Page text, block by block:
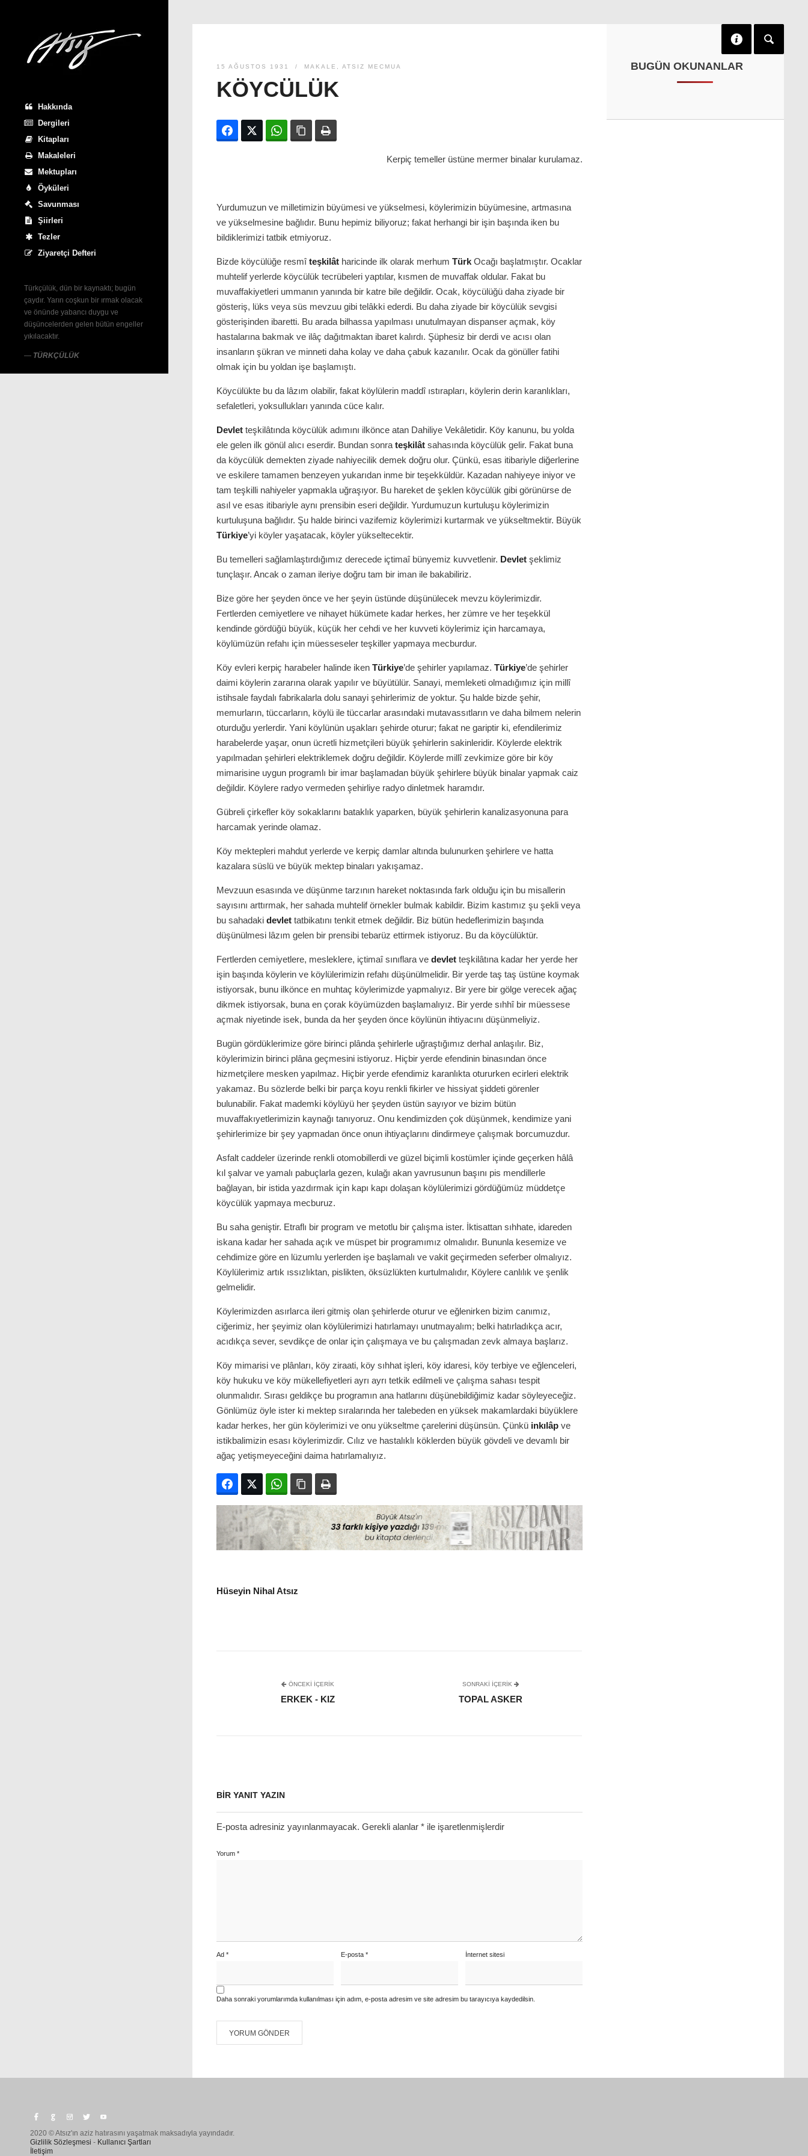
Hakkında
Dergileri
Kitapları
Makaleleri
Mektupları
Öyküleri
Savunması
Şiirleri
Tezler
Ziyaretçi Defteri
Türkçülük, dün bir kaynaktı; bugün
çaydır. Yarın coşkun bir ırmak olacak
ve önünde yabancı duygu ve
düşüncelerden gelen bütün engeller
yıkılacaktır.
— TÜRKÇÜLÜK
15 AĞUSTOS 1931 MAKALE ATSIZ MECMUA
KÖYCÜLÜK
FacebookTwitter WhatsAppBağlanıyı kopyala
Kerpiç temeller üstüne mermer binalar kurulamaz.
Yurdumuzun ve milletimizin büyümesi ve yükselmesi, köylerimizin büyümesine, artmasına
ve yükselmesine bağlıdır. Bunu hepimiz biliyoruz; fakat herhangi bir işin başında iken bu
bildiklerimizi tatbik etmiyoruz.
Bizde köycülüğe resmîteşkilât haricinde ilk olarak merhum Türk Ocağı başlatmıştır. Ocaklar
muhtelif yerlerde köycülük tecrübeleri yaptılar, kısmen de muvaffak oldular. Fakat bu
muvaffakiyetleri ummanın yanında bir katre bile değildir. Ocak, köycülüğü daha ziyade bir
gösteriş, lüks veya süs mevzuu gibi telâkki ederdi. Bu daha ziyade bir köycülük sevgisi
gösterişinden ibaretti. Bu arada bilhassa yapılması unutulmayan dispanser açmak, köy
hastalarına bakmak ve ilâç dağıtmaktan ibaret kalırdı. Şüphesiz bir derdi ve acısı olan
insanların şükran ve minneti daha kolay ve daha çabuk kazanılır. Ocak da gönüller fatihi
olmak için bu yoldan işe başlamıştı.
Köycülükte bu da lâzım olabilir, fakat köylülerin maddî ıstırapları, köylerin derin karanlıkları,
sefaletleri, yoksullukları yanında cüce kalır.
Devlet teşkilâtında köycülük adımını ilkönce atan Dahiliye Vekâletidir. Köy kanunu, bu yolda
ele gelen ilk gönül alıcı eserdir. Bundan sonra teşkilât sahasında köycülük gelir. Fakat buna
da köycülük demekten ziyade nahiyecilik demek doğru olur. Çünkü, esas itibariyle diğerlerine
ve eskilere tamamen benzeyen yukarıdan inme bir teşekküldür. Kazadan nahiyeye iniyor ve
tam teşkilli nahiyeler yapmakla uğraşıyor. Bu hareket de şeklen köycülük gibi görünürse de
asıl ve esas itibariyle aynı prensibin eseri değildir. Yurdumuzun kurtuluşu köylerimizin
kurtuluşuna bağlıdır. Şu halde birinci vazifemiz köylerimizi kurtarmak ve yükseltmektir. Büyük
Türkiye’yi köyler yaşatacak, köyler yükseltecektir.
Bu temelleri sağlamlaştırdığımız derecede içtimaî bünyemiz kuvvetlenir. Devlet şeklimiz
tunçlaşır. Ancak o zaman ileriye doğru tam bir iman ile bakabiliriz.
Bize göre her şeyden önce ve her şeyin üstünde düşünülecek mevzu köylerimizdir.
Fertlerden cemiyetlere ve nihayet hükümete kadar herkes, her zümre ve her teşekkül
kendinde gördüğü büyük, küçük her cehdi ve her kuvveti köylerimiz için harcamaya,
köylümüzün refahı için müesseseler teşkiller yapmaya mecburdur.
Köy evleri kerpiç harabeler halinde iken Türkiye’de şehirler yapılamaz. Türkiye’de şehirler
daimi köylerin zararına olarak yapılır ve büyütülür. Sanayi, memleketi olmadığımız için millî
istihsale faydalı fabrikalarla dolu sanayi şehirlerimiz de yoktur. Şu halde bizde şehir,
memurların, tüccarların, köylü ile tüccarlar arasındaki mutavassıtların ve daha bilmem nelerin
oturduğu yerlerdir. Yani köylünün uşakları şehirde oturur; fakat ne gariptir ki, efendilerimiz
harabelerde yaşar, onun ücretli hizmetçileri büyük şehirlerin sakinleridir. Köylerde elektrik
yapılmadan şehirleri elektriklemek doğru değildir. Köylerde millî zevkimize göre bir köy
mimarisine uygun programlı bir imar başlamadan büyük şehirlere büyük binalar yapmak caiz
değildir. Köylere radyo vermeden şehirliye radyo dinletmek haramdır.
Gübreli çirkefler köy sokaklarını bataklık yaparken, büyük şehirlerin kanalizasyonuna para
harcamak yerinde olamaz.
Köy mektepleri mahdut yerlerde ve kerpiç damlar altında bulunurken şehirlere ve hatta
kazalara süslü ve büyük mektep binaları yakışamaz.
Mevzuun esasında ve düşünme tarzının hareket noktasında fark olduğu için bu misallerin
sayısını arttırmak, her sahada muhtelif örnekler bulmak kabildir. Bizim kastımız şu şekli veya
bu sahadaki devlet tatbikatını tenkit etmek değildir. Biz bütün hedeflerimizin başında
düşünülmesi lâzım gelen bir prensibi tebarüz ettirmek istiyoruz. Bu da köycülüktür.
Fertlerden cemiyetlere, mesleklere, içtimaî sınıflara ve devlet teşkilâtına kadar her yerde her
işin başında köylerin ve köylülerimizin refahı düşünülmelidir. Bir yerde taş taş üstüne koymak
istiyorsak, bunu ilkönce en muhtaç köylerimizde yapmalıyız. Bir yere bir gölge verecek ağaç
dikmek istiyorsak, buna en çorak köyümüzden başlamalıyız. Bir yerde sıhhî bir müessese
açmak niyetinde isek, bunda da her şeyden önce köylünün ihtiyacını düşünmeliyiz.
Bugün gördüklerimize göre birinci plânda şehirlerle uğraştığımız derhal anlaşılır. Biz,
köylerimizin birinci plâna geçmesini istiyoruz. Hiçbir yerde efendinin binasından önce
hizmetçilere mesken yapılmaz. Hiçbir yerde efendimiz karanlıkta otururken ecirleri elektrik
yakamaz. Bu sözlerde belki bir parça koyu renkli fikirler ve hissiyat şiddeti görenler
bulunabilir. Fakat mademki köylüyü her şeyden üstün sayıyor ve bizim bütün
muvaffakıyetlerimizin kaynağı tanıyoruz. Onu kendimizden çok düşünmek, kendimize yani
şehirlerimize bir şey yapmadan önce onun ihtiyaçlarını dindirmeye çalışmak borcumuzdur.
Asfalt caddeler üzerinde renkli otomobillerdi ve güzel biçimli kostümler içinde geçerken hâlâ
kıl şalvar ve yamalı pabuçlarla gezen, kulağı akan yavrusunun başını pis mendillerle
bağlayan, bir istida yazdırmak için kapı kapı dolaşan köylülerimizi gördüğümüz müddetçe
köycülük yapmaya mecburuz.
Bu saha geniştir. Etraflı bir program ve metotlu bir çalışma ister. İktisattan sıhhate, idareden
iskana kadar her sahada açık ve müspet bir programımız olmalıdır. Bununla kesemize ve
cehdimize göre en lüzumlu yerlerden işe başlamalı ve vakit geçirmeden seferber olmalıyız.
Köylülerimiz artık ıssızlıktan, pislikten, öksüzlükten kurtulmalıdır, Köylere canlılık ve şenlik
gelmelidir.
Köylerimizden asırlarca ileri gitmiş olan şehirlerde oturur ve eğlenirken bizim canımız,
ciğerimiz, her şeyimiz olan köylülerimizi hatırlamayı unutmayalım; belki hatırladıkça acır,
acıdıkça sever, sevdikçe de onlar için çalışmaya ve bu çalışmadan zevk almaya başlarız.
Köy mimarisi ve plânları, köy ziraati, köy sıhhat işleri, köy idaresi, köy terbiye ve eğlenceleri,
köy hukuku ve köy mükellefiyetleri ayrı ayrı tetkik edilmeli ve çalışma sahası tespit
olunmalıdır. Sırası geldikçe bu programın ana hatlarını düşünebildiğimiz kadar söyleyeceğiz.
Gönlümüz öyle ister ki mektep sıralarında her talebeden en yüksek makamlardaki büyüklere
kadar herkes, her gün köylerimizi ve onu yükseltme çarelerini düşünsün. Çünkü inkılâp ve
istikbalimizin esası köylerimizdir. Cılız ve hastalıklı köklerden büyük gövdeli ve devamlı bir
ağaç yetişmeyeceğini daima hatırlamalıyız.
FacebookTwitter WhatsAppBağlanıyı kopyala
Hüseyin Nihal Atsız
ÖNCEKI İÇERIK
ERKEK - KIZ
SONRAKI IÇERIK
TOPAL ASKER
BIR YANIT YAZIN
E-posta adresiniz yayınlanmayacak. Gerekli alanlar * ile işaretlenmişlerdir
Yorum *
Ad * E-posta * İnternet sitesi
Daha sonraki yorumlarımda kullanılması için adım, e-posta adresim ve site adresim bu tarayıcıya kaydedilsin.
BUGÜN OKUNANLAR
2020 © Atsız'ın aziz hatırasını yaşatmak maksadıyla yayındadır.
Gizlilik Sözleşmesi - Kullanıcı Şartları
İletişim